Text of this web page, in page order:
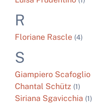
R
Floriane Rascle (4)
S
Giampiero Scafoglio
Chantal Schütz (1)
Siriana Sgavicchia (1)